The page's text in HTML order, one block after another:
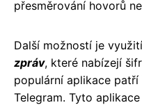
přesměrování hovorů
Další možností je využití
zpráv, které nabízejí
populární aplikace patří
Telegram. Tyto